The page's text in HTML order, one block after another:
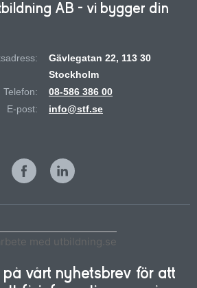
AB - vi bygger din
Gävlegatan 22, 113 30
Stockholm
Telefon:
08-586 386 00
E-post:
info@stf.se
med utbildning.se
på vårt nyhetsbrev för att